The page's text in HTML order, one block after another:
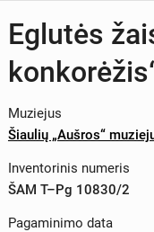
Eglutės
Muziejus
Šiaulių „Aušros“
Inventorinis numeris
ŠAM T–Pg 10830/2
Pagaminimo data